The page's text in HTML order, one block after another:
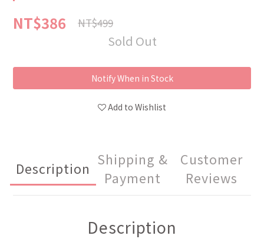
NT$386 NT$499
Sold Out
Notify When in Stock
Add to Wishlist
Description
Shipping &
Payment
Customer
Reviews
Description